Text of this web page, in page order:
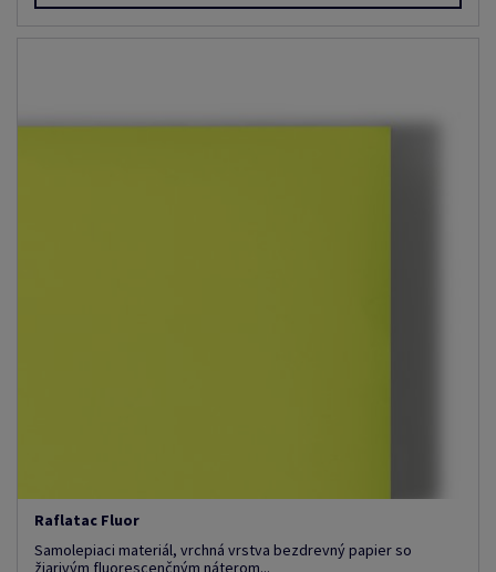
Raflatac Fluor
Samolepiaci materiál, vrchná vrstva bezdrevný papier so
žiarivým fluorescenčným náterom...